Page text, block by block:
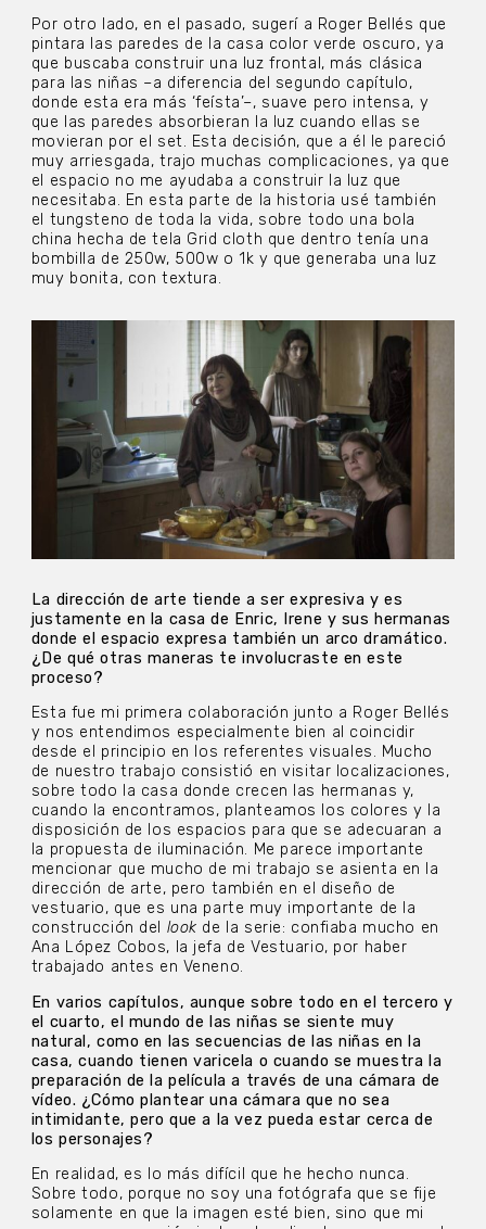
Por otro lado, en el pasado, sugerí a Roger Bellés que
pintara las paredes de la casa color verde oscuro, ya
que buscaba construir una luz frontal, más clásica
para las niñas –a diferencia del segundo capítulo,
donde esta era más ‘feísta’–, suave pero intensa, y
que las paredes absorbieran la luz cuando ellas se
movieran por el set. Esta decisión, que a él le pareció
muy arriesgada, trajo muchas complicaciones, ya que
el espacio no me ayudaba a construir la luz que
necesitaba. En esta parte de la historia usé también
el tungsteno de toda la vida, sobre todo una bola
china hecha de tela Grid cloth que dentro tenía una
bombilla de 250w, 500w o 1k y que generaba una luz
muy bonita, con textura.
La dirección de arte tiende a ser expresiva y es
justamente en la casa de Enric, Irene y sus hermanas
donde el espacio expresa también un arco dramático.
¿De qué otras maneras te involucraste en este
proceso?
Esta fue mi primera colaboración junto a Roger Bellés
y nos entendimos especialmente bien al coincidir
desde el principio en los referentes visuales. Mucho
de nuestro trabajo consistió en visitar localizaciones,
sobre todo la casa donde crecen las hermanas y,
cuando la encontramos, planteamos los colores y la
disposición de los espacios para que se adecuaran a
la propuesta de iluminación. Me parece importante
mencionar que mucho de mi trabajo se asienta en la
dirección de arte, pero también en el diseño de
vestuario, que es una parte muy importante de la
construcción del look de la serie: confiaba mucho en
Ana López Cobos, la jefa de Vestuario, por haber
trabajado antes en Veneno.
En varios capítulos, aunque sobre todo en el tercero y
el cuarto, el mundo de las niñas se siente muy
natural, como en las secuencias de las niñas en la
casa, cuando tienen varicela o cuando se muestra la
preparación de la película a través de una cámara de
vídeo. ¿Cómo plantear una cámara que no sea
intimidante, pero que a la vez pueda estar cerca de
los personajes?
En realidad, es lo más difícil que he hecho nunca.
Sobre todo, porque no soy una fotógrafa que se fije
solamente en que la imagen esté bien, sino que mi